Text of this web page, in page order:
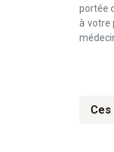
portée
à votre